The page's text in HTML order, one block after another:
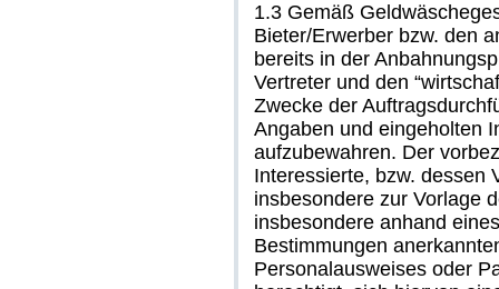
1.3 Gemäß
Bieter/Erwerber bzw. den
bereits in der
Vertreter und den
Zwecke der
Angaben und eingeholten
aufzubewahren. Der
Interessierte, bzw. dessen
insbesondere zur Vorlage
insbesondere anhand
Bestimmungen
Personalausweises oder